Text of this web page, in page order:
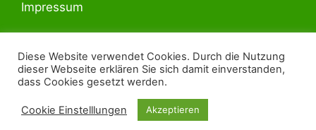
Impressum
LinkedIn
© 2026 - Fertige Seminarkonzepte und
Seminarvorlagen kaufen
Diese Website verwendet Cookies. Durch die Nutzung
dieser Webseite erklären Sie sich damit einverstanden,
dass Cookies gesetzt werden.
Cookie Einstelllungen Akzeptieren